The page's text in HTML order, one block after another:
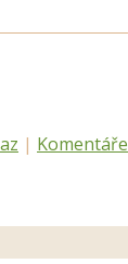
| Komentáře